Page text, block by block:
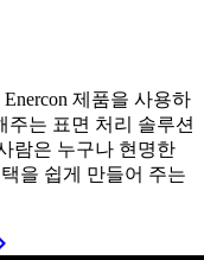
제품을 사용하
주는 표면 처리 솔루션
람은 누구나 현명한
을 쉽게 만들어 주는